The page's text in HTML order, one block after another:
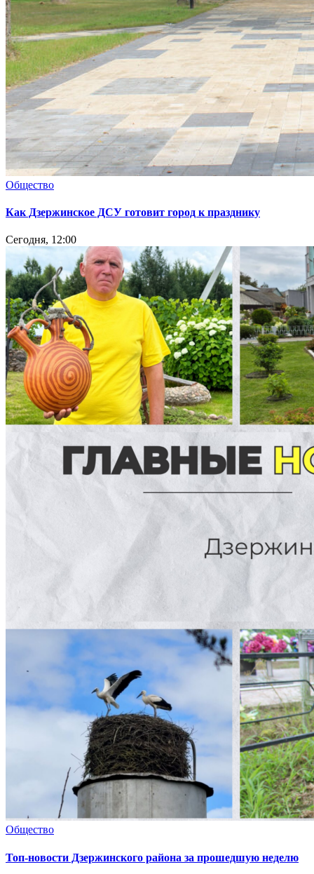
Общество
Как Дзержинское ДСУ готовит город к празднику
Сегодня, 12:00
Общество
Топ-новости Дзержинского района за прошедшую неделю